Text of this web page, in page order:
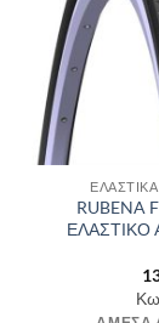
RUBENA
ΕΛΑΣΤΙΚΟ